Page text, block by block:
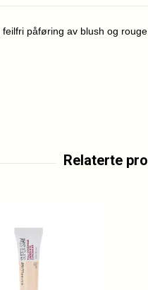
påføring av blush og rouge.